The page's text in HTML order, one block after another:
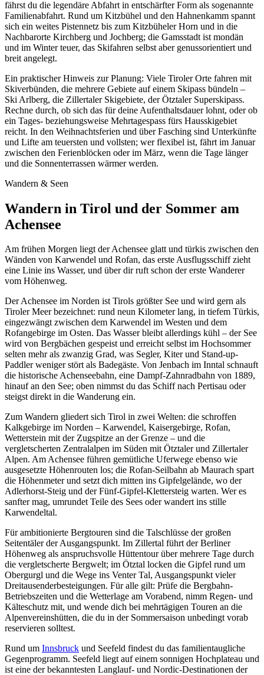
fährst du die legendäre Abfahrt in entschärfter Form als sogenannte
Familienabfahrt. Rund um Kitzbühel und den Hahnenkamm spannt
sich ein weites Pistennetz bis zum Kitzbüheler Horn und in die
Nachbarorte Kirchberg und Jochberg; die Gamsstadt ist mondän
und im Winter teuer, das Skifahren selbst aber genussorientiert und
breit angelegt.
Ein praktischer Hinweis zur Planung: Viele Tiroler Orte fahren mit
Skiverbünden, die mehrere Gebiete auf einem Skipass bündeln –
Ski Arlberg, die Zillertaler Skigebiete, der Ötztaler Superskipass.
Rechne durch, ob sich das für deine Aufenthaltsdauer lohnt, oder ob
ein Tages- beziehungsweise Mehrtagespass fürs Hausskigebiet
reicht. In den Weihnachtsferien und über Fasching sind Unterkünfte
und Lifte am teuersten und vollsten; wer flexibel ist, fährt im Januar
zwischen den Ferienblöcken oder im März, wenn die Tage länger
und die Sonnenterrassen wärmer werden.
Wandern & Seen
Wandern in Tirol und der Sommer am
Achensee
Am frühen Morgen liegt der Achensee glatt und türkis zwischen den
Wänden von Karwendel und Rofan, das erste Ausflugsschiff zieht
eine Linie ins Wasser, und über dir ruft schon der erste Wanderer
vom Höhenweg.
Der Achensee im Norden ist Tirols größter See und wird gern als
Tiroler Meer bezeichnet: rund neun Kilometer lang, in tiefem Türkis,
eingezwängt zwischen dem Karwendel im Westen und dem
Rofangebirge im Osten. Das Wasser bleibt allerdings kühl – der See
wird von Bergbächen gespeist und erreicht selbst im Hochsommer
selten mehr als zwanzig Grad, was Segler, Kiter und Stand-up-
Paddler weniger stört als Badegäste. Von Jenbach im Inntal schnauft
die historische Achenseebahn, eine Dampf-Zahnradbahn von 1889,
hinauf an den See; oben nimmst du das Schiff nach Pertisau oder
steigst direkt in die Wanderung ein.
Zum Wandern gliedert sich Tirol in zwei Welten: die schroffen
Kalkgebirge im Norden – Karwendel, Kaisergebirge, Rofan,
Wetterstein mit der Zugspitze an der Grenze – und die
vergletscherten Zentralalpen im Süden mit Ötztaler und Zillertaler
Alpen. Am Achensee führen gemütliche Uferwege ebenso wie
ausgesetzte Höhenrouten los; die Rofan-Seilbahn ab Maurach spart
die Höhenmeter und setzt dich mitten ins Gipfelgelände, wo der
Adlerhorst-Steig und der Fünf-Gipfel-Klettersteig warten. Wer es
sanfter mag, umrundet Teile des Sees oder wandert ins stille
Karwendeltal.
Für ambitionierte Bergtouren sind die Talschlüsse der großen
Seitentäler der Ausgangspunkt. Im Zillertal führt der Berliner
Höhenweg als anspruchsvolle Hüttentour über mehrere Tage durch
die vergletscherte Bergwelt; im Ötztal locken die Gipfel rund um
Obergurgl und die Wege ins Venter Tal, Ausgangspunkt vieler
Dreitausenderbesteigungen. Für alle gilt: Prüfe die Bergbahn-
Betriebszeiten und die Wetterlage am Vorabend, nimm Regen- und
Kälteschutz mit, und wende dich bei mehrtägigen Touren an die
Alpenvereinshütten, die du in der Sommersaison unbedingt vorab
reservieren solltest.
Rund um Innsbruck und Seefeld findest du das familientaugliche
Gegenprogramm. Seefeld liegt auf einem sonnigen Hochplateau und
ist eine der bekanntesten Langlauf- und Nordic-Destinationen der